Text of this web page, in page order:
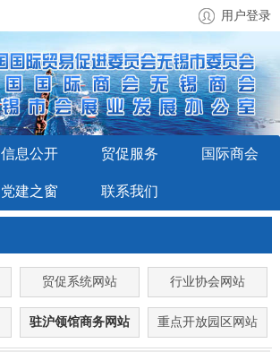
用户登录
信息公开 贸促服务 国际商会
党建之窗 联系我们
贸促系统网站 行业协会网站
驻沪领馆商务网站 重点开放园区网站